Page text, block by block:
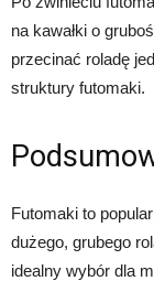
na kawałki o
przecinać roladę
struktury futomaki.
Futomaki to
dużego, grubego
idealny wybór dla